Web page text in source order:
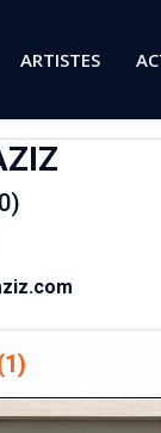
ARTISTES